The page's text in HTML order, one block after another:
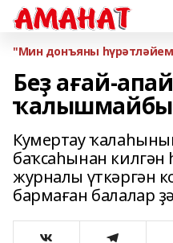
"Мин донъяны
Беҙ ағай-
Кумертау
баҡсаһынан килгән
журналы үткәргән
бармаған балалар